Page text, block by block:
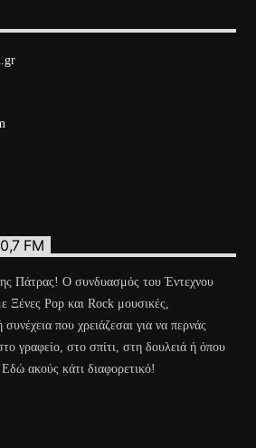
FM
Πάτρας! Ο συνδυασμός του Έντεχνου
Ξένες Pop και Rock μουσικές,
που χρειάζεσαι για να περνάς
γραφείο, στο σπίτι, στη δουλειά ή όπου
ακούς κάτι διαφορετικό!